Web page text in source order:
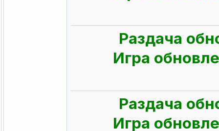
Раздача
Игра
Раздача
Игра